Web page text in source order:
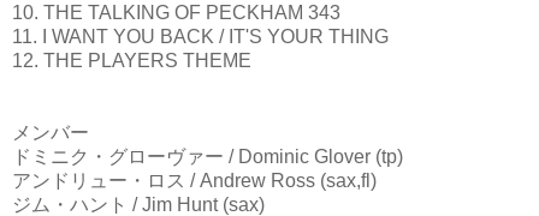
10. THE TALKING OF PECKHAM 343
11. I WANT YOU BACK / IT'S YOUR THING
12. THE PLAYERS THEME
メンバー
ドミニク・グローヴァー / Dominic Glover (tp)
アンドリュー・ロス / Andrew Ross (sax,fl)
ジム・ハント / Jim Hunt (sax)